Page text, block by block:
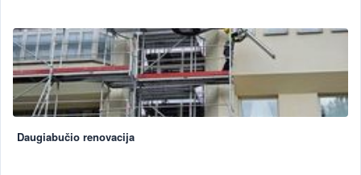
Daugiabučio renovacija